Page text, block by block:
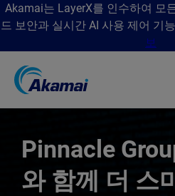
Akamai는 LayerX를 인수하여 모
드 보안과 실시간 AI 사용 제어 기
보
Pinnacle
와 함께 더 스